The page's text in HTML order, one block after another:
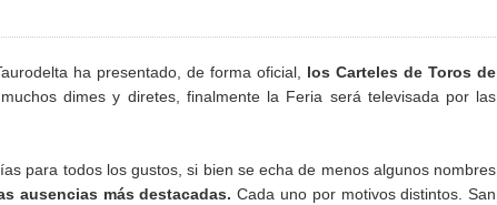
ha presentado, de forma oficial, los Carteles de Toros de
dimes y diretes, finalmente la Feria será televisada por las
para todos los gustos, si bien se echa de menos algunos nombres
ausencias más destacadas. Cada uno por motivos distintos. San